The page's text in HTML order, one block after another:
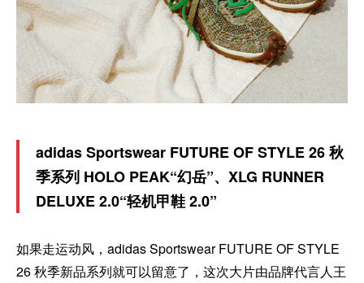
adidas Sportswear FUTURE OF STYLE 26 秋
季系列 HOLO PEAK“幻岳”、XLG RUNNER
DELUXE 2.0“轻机甲鞋 2.0”
如果走运动风，adidas Sportswear FUTURE OF STYLE
26 秋季新品系列就可以留意了，这次大片由品牌代言人王